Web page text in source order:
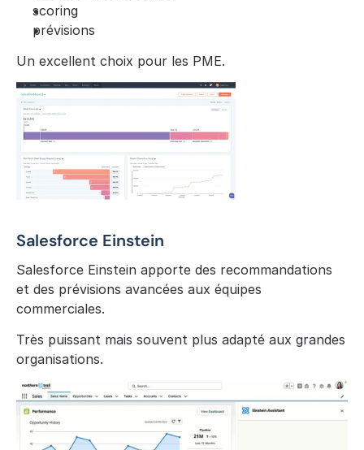
scoring
prévisions
Un excellent choix pour les PME.
Salesforce Einstein
Salesforce Einstein apporte des recommandations
et des prévisions avancées aux équipes
commerciales.
Très puissant mais souvent plus adapté aux grandes
organisations.